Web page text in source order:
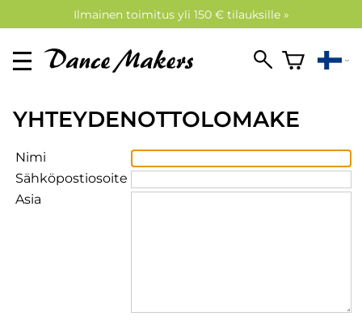
Ilmainen toimitus yli 150 € tilauksille »
YHTEYDENOTTOLOMAKE
Nimi
Sähköpostiosoite
Asia